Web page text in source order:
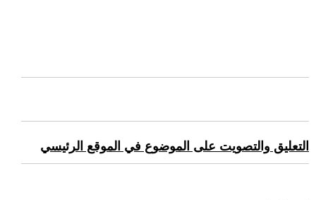
التعليق والتصويت على الموضوع في الموقع الرئيسي